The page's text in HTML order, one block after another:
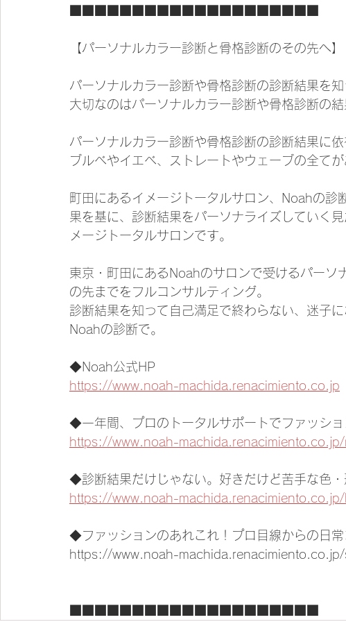
【パーソナルカラー診断と骨格診断のその先へ】
パーソナルカラー診断や骨格診断の診断結果を
大切なのはパーソナルカラー診断や骨格診断の
パーソナルカラー診断や骨格診断の診断結果に
ブルベやイエベ、ストレートやウェーブの全て
町田にあるイメージトータルサロン、Noahの診
果を基に、診断結果をパーソナライズしていく
メージトータルサロンです。
東京・町田にあるNoahのサロンで受けるパーソ
の先までをフルコンサルティング。
診断結果を知って自己満足で終わらない、迷子
Noahの診断で。
◆Noah公式HP
https://www.noah-machida.renacimiento.co.jp
◆一年間、プロのトータルサポートでファッショ
https://www.noah-machida.renacimiento.co.jp/
◆診断結果だけじゃない。好きだけど苦手な色
https://www.noah-
◆ファッションのあれこれ！プロ目線からの日常
https://www.noah-